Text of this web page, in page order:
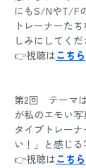
にもS/NやT/F
トレーナーた
しみにしてく
👉視聴はこちら
第2回　テー
が私のエモい
タイプトレー
い！」と感じ
👉視聴はこちら